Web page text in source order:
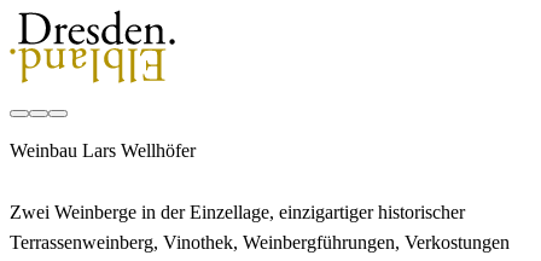
Weinbau Lars Wellhöfer
Zwei Weinberge in der Einzellage, einzigartiger historischer
Terrassenweinberg, Vinothek, Weinbergführungen, Verkostungen